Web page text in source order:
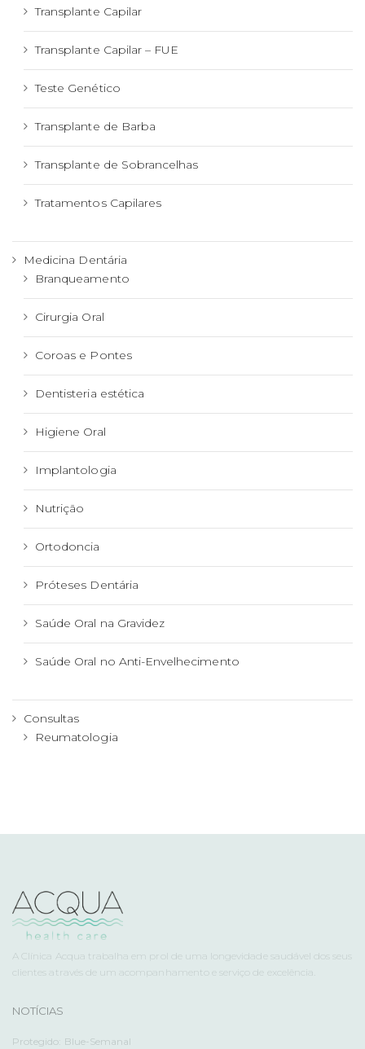
Transplante Capilar
Transplante Capilar – FUE
Teste Genético
Transplante de Barba
Transplante de Sobrancelhas
Tratamentos Capilares
Medicina Dentária
Branqueamento
Cirurgia Oral
Coroas e Pontes
Dentisteria estética
Higiene Oral
Implantologia
Nutrição
Ortodoncia
Próteses Dentária
Saúde Oral na Gravidez
Saúde Oral no Anti-Envelhecimento
Consultas
Reumatologia
A Clínica Acqua trabalha em prol de uma longevidade saudável dos seus
clientes através de um acompanhamento e serviço de excelência.
NOTÍCIAS
Protegido: Blue-Semanal